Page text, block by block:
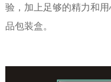
验，加上足够的精力和
品包装盒。